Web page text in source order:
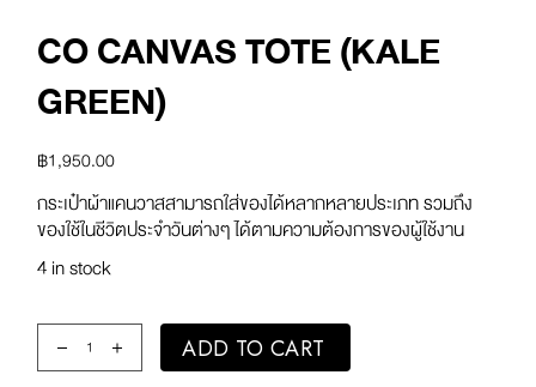
CO CANVAS TOTE (KALE
GREEN)
฿1,950.00
กระเป๋าผ้าแคนวาสสามารถใส่ของได้หลากหลายประเภท รวมถึง
ของใช้ในชีวิตประจำวันต่างๆ ได้ตามความต้องการของผู้ใช้งาน
4 in stock
co Canvas Tote (Kale Green) quantity
ADD TO CART